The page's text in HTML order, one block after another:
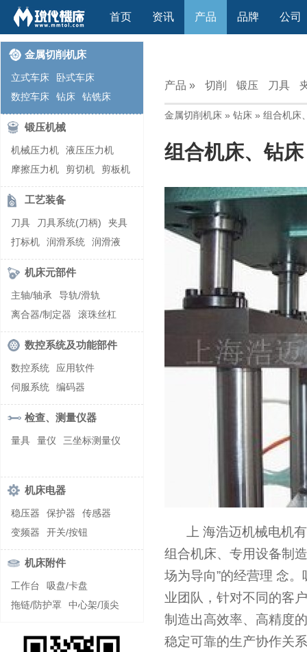
首页 资讯 产品 品牌 公司
金属切削机床
立式车床
卧式车床
数控车床
钻床
钻铣床
立式镗(铣)床
卧式镗(铣)床
龙门铣镗床
立式铣床
卧式铣床
雕刻机
平面磨床
外圆磨床
内圆磨床
龙门磨床
滚齿机\铣齿机
刨床
带锯床
车削加工中心
立式加工中心
卧式加工中心
龙门加工中心
激光快速成型
组合机床
螺纹加工机床
锻压机械
机械压力机
液压压力机
摩擦压力机
剪切机
剪板机
自动锻压机
折弯机
弯管机
快速成型机
工艺装备
刀具 刀具系统(刀柄)
夹具
打标机
润滑系统
润滑液
切削液
刃磨机
机床元部件
主轴/轴承
导轨/滑轨
离合器/制定器
滚珠丝杠
齿轮/减速器
数控系统及功能部件
数控系统
应用软件
伺服系统
编码器
检查、测量仪器
量具 量仪 三坐标测量仪
机床电器
稳压器 保护器
传感器
变频器
开关/按钮
机床附件
工作台
吸盘/卡盘
拖链/防护罩
中心架/顶尖
产品 » 切削 锻压 刀具
金属切削机床 » 钻床 » 组合机床
组合机床、钻床
上 海浩迈机械电机
组合机床、专用设备制
场为导向”的经营理 念
业团队，针对不同的客
制造出高效率、高精度
稳定可靠的生产协作关